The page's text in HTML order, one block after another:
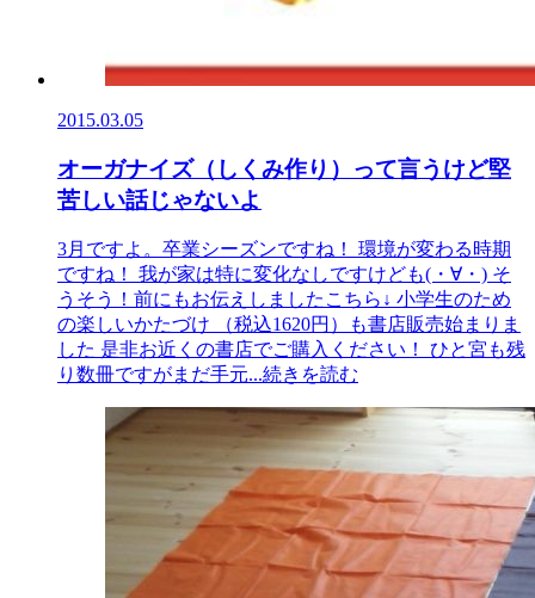
2015.03.05
オーガナイズ（しくみ作り）って言うけど堅
苦しい話じゃないよ
3月ですよ。卒業シーズンですね！ 環境が変わる時期
ですね！ 我が家は特に変化なしですけども(・∀・) そ
うそう！前にもお伝えしましたこちら↓ 小学生のため
の楽しいかたづけ （税込1620円）も書店販売始まりま
した 是非お近くの書店でご購入ください！ ひと宮も残
り数冊ですがまだ手元...続きを読む